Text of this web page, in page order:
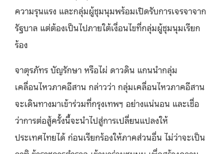
ความรุนแรง และกลุ่มผู้ชุมนุมพร้อมเปิดรับการเจรจาจาก
รัฐบาล แต่ต้องเป็นไปภายใต้เงื่อนไขที่กลุ่มผู้ชุมนุมเรียก
ร้อง
จาตุรภัทร บัญรักษา หรือไผ่ ดาวดิน แกนนำกลุ่ม
เคลื่อนไหวภาคอีสาน กล่าวว่า กลุ่มเคลื่อนไหวภาคอีสาน
จะเดินทางมาเข้าร่วมที่กรุงเทพฯ อย่างแน่นอน และเชื่อ
ว่าการต่อสู้ครั้งนี้จะนำไปสู่การเปลี่ยนแปลงให้
ประเทศไทยได้ ก่อนเรียกร้องให้ภาคส่วนอื่น ไม่ว่าจะเป็น